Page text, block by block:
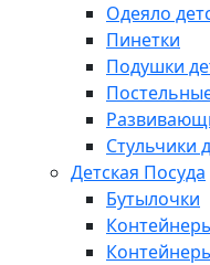
Одеяло
Пинетки
Подушки
Стульчики
Детская Посуда
Бутылочки